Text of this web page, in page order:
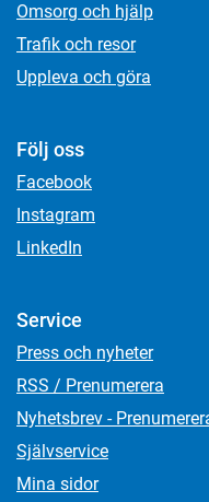
Omsorg och hjälp
Trafik och resor
Uppleva och göra
Följ oss
Facebook
Instagram
LinkedIn
Service
Press och nyheter
RSS / Prenumerera
Nyhetsbrev -
Självservice
Mina sidor